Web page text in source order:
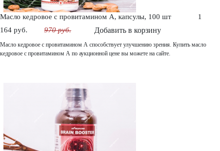
Масло кедровое с провитамином А, капсулы, 100 шт
1
164 руб.
970 руб. Добавить в корзину
Масло кедровое с провитамином А способствует улучшению зрения. Купить масло
кедровое с провитамином А по аукционной цене вы можете на сайте.